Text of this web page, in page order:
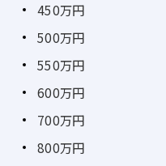
450万円
500万円
550万円
600万円
700万円
800万円